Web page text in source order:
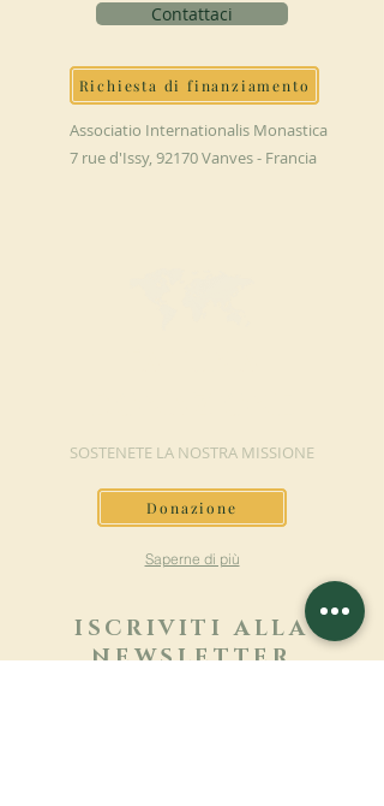
Contattaci
Richiesta di finanziamento
Associatio Internationalis Monastica
7 rue d'Issy, 92170 Vanves - Francia
SOSTENETE LA NOSTRA MISSIONE
Donazione
Saperne di più
ISCRIVITI ALLA
NEWSLETTER